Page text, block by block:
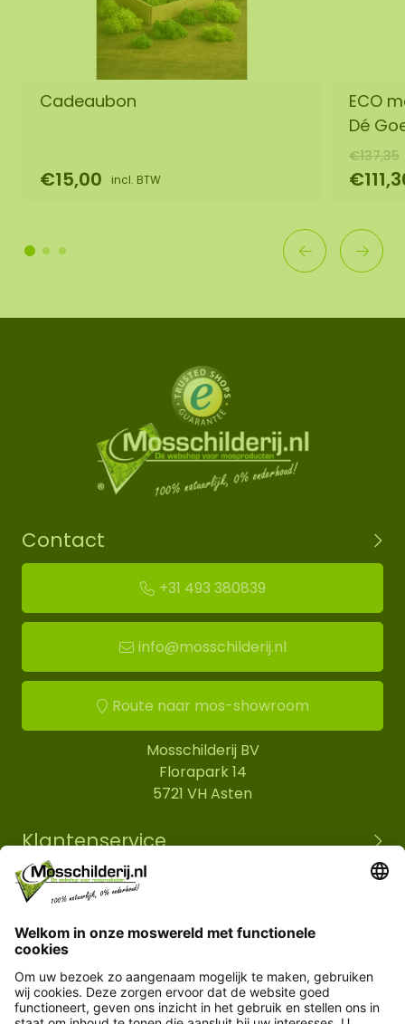
Cadeaubon
€15,00 incl. BTW
ECO
Dé
€137,35
Contact
+31 493 380839
info@mosschilderij.nl
Route naar mos-showroom
Mosschilderij BV
Florapark 14
5721 VH Asten
Klantenservice
Informatie
© Copyright 2026 Mosschilderij.nl